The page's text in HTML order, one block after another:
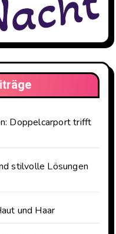
Doppelcarport trifft
stilvolle Lösungen
und Haar